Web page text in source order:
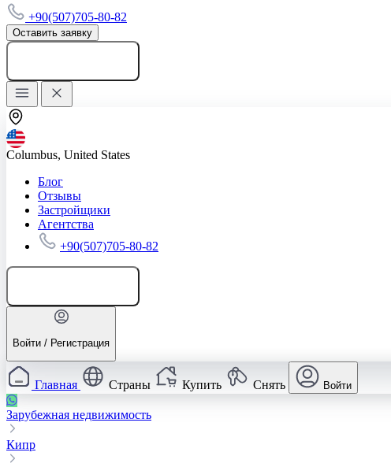
+90(507)705-80-82
Оставить заявку
Columbus, United States
Блог
Отзывы
Застройщики
Агентства
+90(507)705-80-82
Войти / Регистрация
Главная Страны Купить Снять Войти
Зарубежная недвижимость
Кипр